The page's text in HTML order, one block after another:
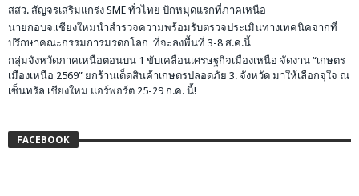
สสว. สัญจรเสริมแกร่ง SME ทั่วไทย ปักหมุดแรกที่ภาคเหนือ
นายกอบจ.เชียงใหม่นำสำรวจความพร้อมรับตรวจประเมินทางเทคนิคจากที่
ปรึกษาคณะกรรมการมรดกโลก ที่จะลงพื้นที่ 3-8 ส.ค.นี้
กลุ่มจังหวัดภาคเหนือตอนบน 1 ขับเคลื่อนเศรษฐกิจเมืองเหนือ จัดงาน “เกษตร
เมืองเหนือ 2569” ยกร้านเด็ดสินค้าเกษตรปลอดภัย 3. จังหวัด มาให้เลือกจุใจ ณ
เซ็นทรัล เชียงใหม่ แอร์พอร์ต 25-29 ก.ค. นี้!
FACEBOOK